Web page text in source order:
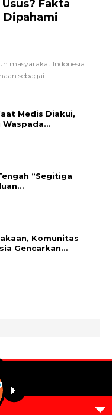
Fakta
Dipahami
masyarakat Indonesia
sebagai…
Medis Diakui,
Waspada…
“Segitiga
Komunitas
Gencarkan…
Reserved.